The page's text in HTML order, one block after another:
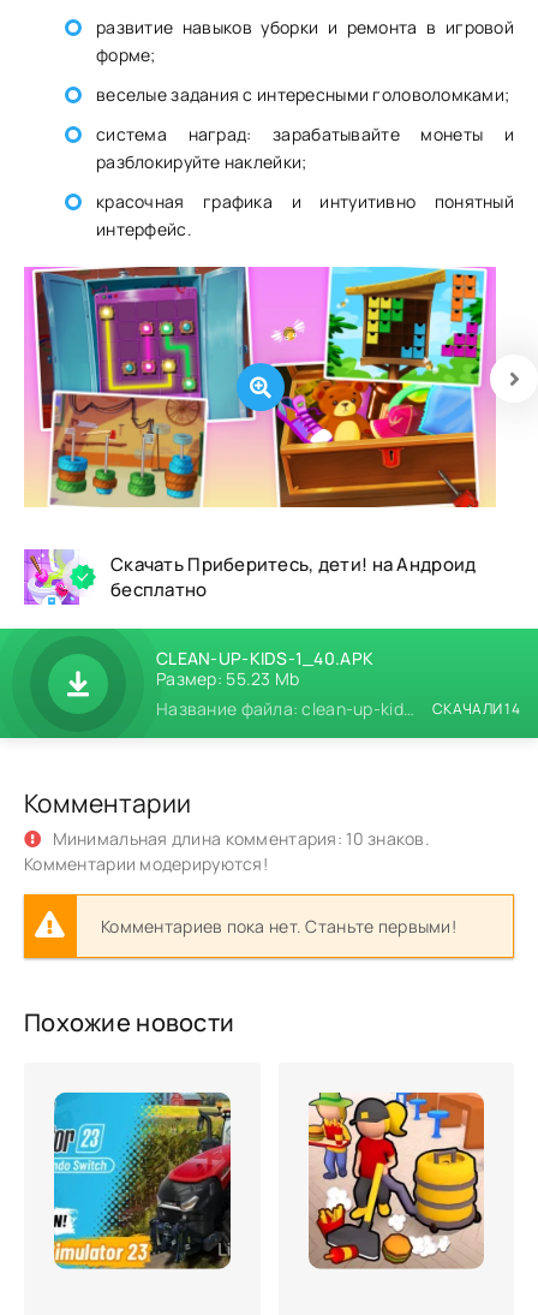
развитие навыков уборки и ремонта в игровой
форме;
веселые задания с интересными головоломками;
система наград: зарабатывайте монеты и
разблокируйте наклейки;
красочная графика и интуитивно понятный
интерфейс.
Скачать Приберитесь, дети! на Андроид
бесплатно
CLEAN-UP-KIDS-1_40.APK
Размер: 55.23 Mb
Название файла: clean-up-kids-1_40.apk
СКАЧАЛИ 14
Комментарии
Минимальная длина комментария: 10 знаков.
Комментарии модерируются!
Комментариев пока нет. Станьте первыми!
Похожие новости